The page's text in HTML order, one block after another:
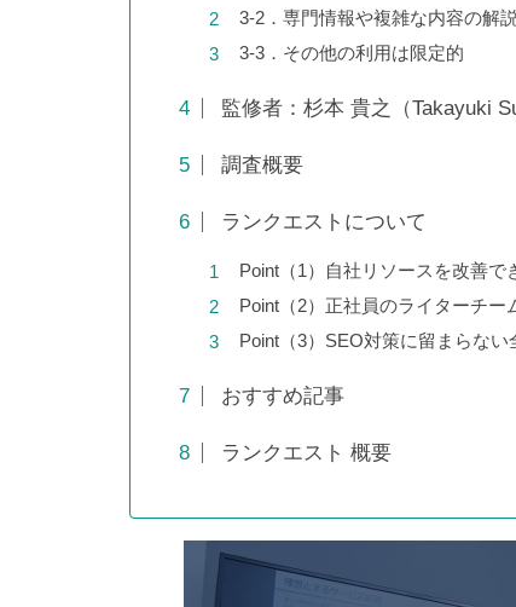
SEOで問い合わせが増えな
因は？流入をCVにつなげる改
策
3-2．専門情報や複雑な内容の解
3-3．その他の利用は限定的
監修者：杉本 貴之（Takayuki
調査概要
ランクエストについて
Point（1）自社リソースを改善で
Point（2）正社員のライターチー
Point（3）SEO対策に留まらな
おすすめ記事
ランクエスト 概要